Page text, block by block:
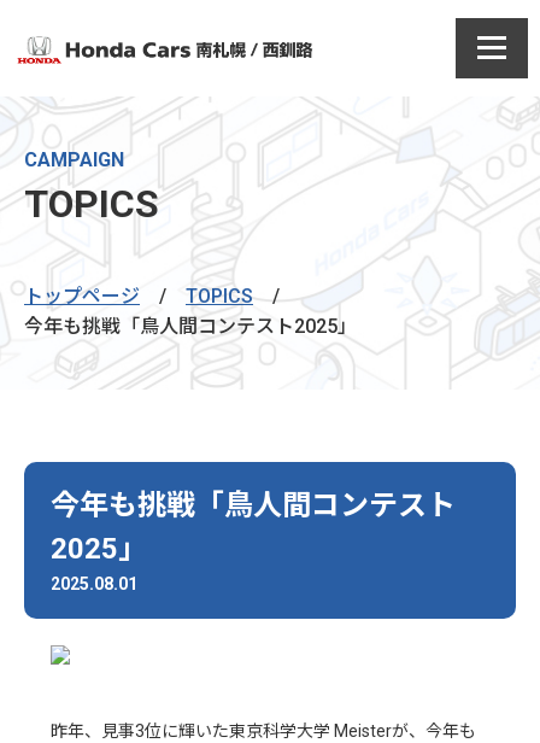
CAMPAIGN
TOPICS
トップページ / TOPICS
/
今年も挑戦「鳥人間コンテスト2025」
今年も挑戦「鳥人間コンテスト
2025」
2025.08.01
昨年、見事3位に輝いた東京科学大学 Meisterが、今年も